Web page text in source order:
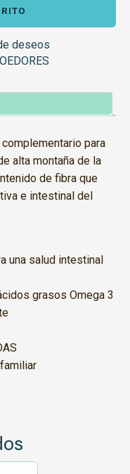
deseos
para
alta montaña de la
de fibra que
e intestinal del
una salud intestinal
grasos Omega 3